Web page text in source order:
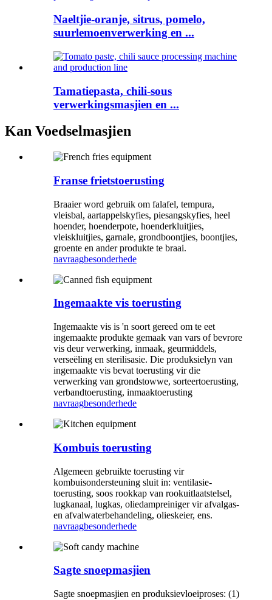
Naeltjie-oranje, sitrus, pomelo,
suurlemoenverwerking en ...
Tamatiepasta, chili-sous
verwerkingsmasjien en ...
Kan Voedselmasjien
Franse frietstoerusting
Braaier word gebruik om falafel, tempura,
vleisbal, aartappelskyfies, piesangskyfies, heel
hoender, hoenderpote, hoenderkluitjies,
vleiskluitjies, garnale, grondboontjies, boontjies,
groente en ander produkte te braai.
navraagbesonderhede
Ingemaakte vis toerusting
Ingemaakte vis is 'n soort gereed om te eet
ingemaakte produkte gemaak van vars of bevrore
vis deur verwerking, inmaak, geurmiddels,
verseëling en sterilisasie. Die produksielyn van
ingemaakte vis bevat toerusting vir die
verwerking van grondstowwe, sorteertoerusting,
verbandtoerusting, inmaaktoerusting
navraagbesonderhede
Kombuis toerusting
Algemeen gebruikte toerusting vir
kombuisondersteuning sluit in: ventilasie-
toerusting, soos rookkap van rookuitlaatstelsel,
lugkanaal, lugkas, oliedampreiniger vir afvalgas-
en afvalwaterbehandeling, olieskeier, ens.
navraagbesonderhede
Sagte snoepmasjien
Sagte snoepmasjien en produksievloeiproses: (1)